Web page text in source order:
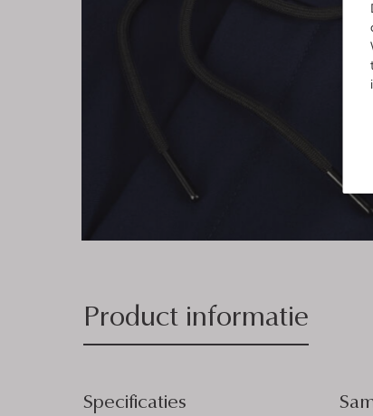
Product informatie
Specificaties